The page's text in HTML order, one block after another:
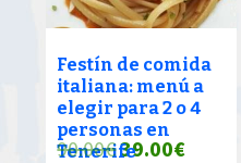
Festín de comida
italiana: menú a
elegir para 2 o 4
personas en
Tenerife
90.00€El
39.00€El